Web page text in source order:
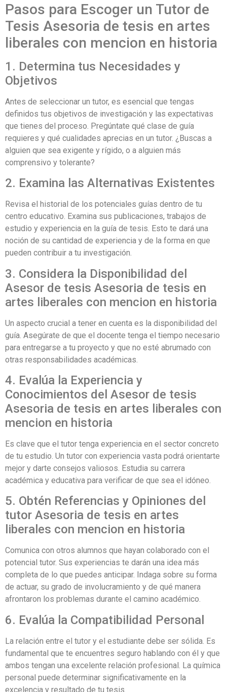
Pasos para Escoger un Tutor de
Tesis Asesoria de tesis en artes
liberales con mencion en historia
1. Determina tus Necesidades y
Objetivos
Antes de seleccionar un tutor, es esencial que tengas
definidos tus objetivos de investigación y las expectativas
que tienes del proceso. Pregúntate qué clase de guía
requieres y qué cualidades aprecias en un tutor. ¿Buscas a
alguien que sea exigente y rígido, o a alguien más
comprensivo y tolerante?
2. Examina las Alternativas Existentes
Revisa el historial de los potenciales guías dentro de tu
centro educativo. Examina sus publicaciones, trabajos de
estudio y experiencia en la guía de tesis. Esto te dará una
noción de su cantidad de experiencia y de la forma en que
pueden contribuir a tu investigación.
3. Considera la Disponibilidad del
Asesor de tesis Asesoria de tesis en
artes liberales con mencion en historia
Un aspecto crucial a tener en cuenta es la disponibilidad del
guía. Asegúrate de que el docente tenga el tiempo necesario
para entregarse a tu proyecto y que no esté abrumado con
otras responsabilidades académicas.
4. Evalúa la Experiencia y
Conocimientos del Asesor de tesis
Asesoria de tesis en artes liberales con
mencion en historia
Es clave que el tutor tenga experiencia en el sector concreto
de tu estudio. Un tutor con experiencia vasta podrá orientarte
mejor y darte consejos valiosos. Estudia su carrera
académica y educativa para verificar de que sea el idóneo.
5. Obtén Referencias y Opiniones del
tutor Asesoria de tesis en artes
liberales con mencion en historia
Comunica con otros alumnos que hayan colaborado con el
potencial tutor. Sus experiencias te darán una idea más
completa de lo que puedes anticipar. Indaga sobre su forma
de actuar, su grado de involucramiento y de qué manera
afrontaron los problemas durante el camino académico.
6. Evalúa la Compatibilidad Personal
La relación entre el tutor y el estudiante debe ser sólida. Es
fundamental que te encuentres seguro hablando con él y que
ambos tengan una excelente relación profesional. La química
personal puede determinar significativamente en la
excelencia y resultado de tu tesis.